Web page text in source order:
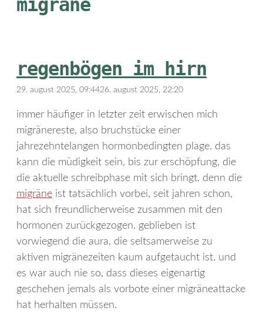
migräne
regenbögen im hirn
29. august 2025, 09:4426. august 2025, 22:20
immer häufiger in letzter zeit erwischen mich
migränereste, also bruchstücke einer
jahrezehntelangen hormonbedingten plage. das
kann die müdigkeit sein, bis zur erschöpfung, die
die aktuelle schreibphase mit sich bringt. denn die
migräne ist tatsächlich vorbei, seit jahren schon,
hat sich freundlicherweise zusammen mit den
hormonen zurückgezogen. geblieben ist
vorwiegend die aura, die seltsamerweise zu
aktiven migränezeiten kaum aufgetaucht ist. und
es war auch nie so, dass dieses eigenartig
geschehen jemals als vorbote einer migräneattacke
hat herhalten müssen.